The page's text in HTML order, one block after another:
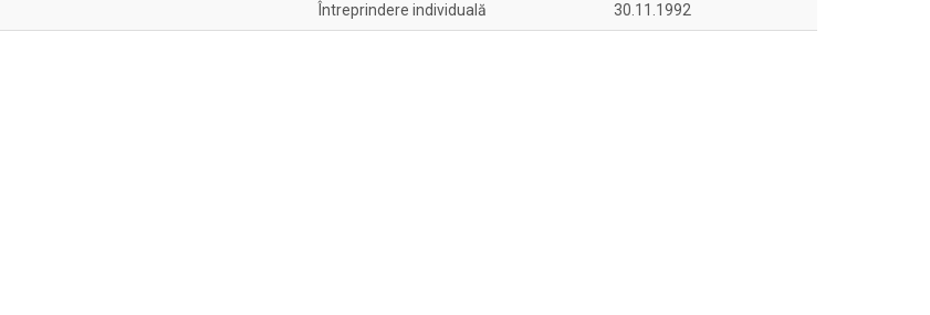
Întreprindere individuală 30.11.1992